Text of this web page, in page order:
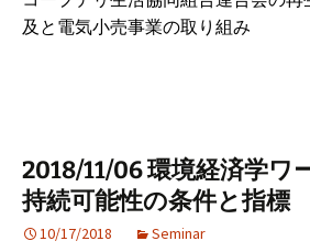
及と電気小売事業の取り組み
2018/11/06 環境経済学ワ
持続可能性の条件と指標
10/17/2018 Seminar